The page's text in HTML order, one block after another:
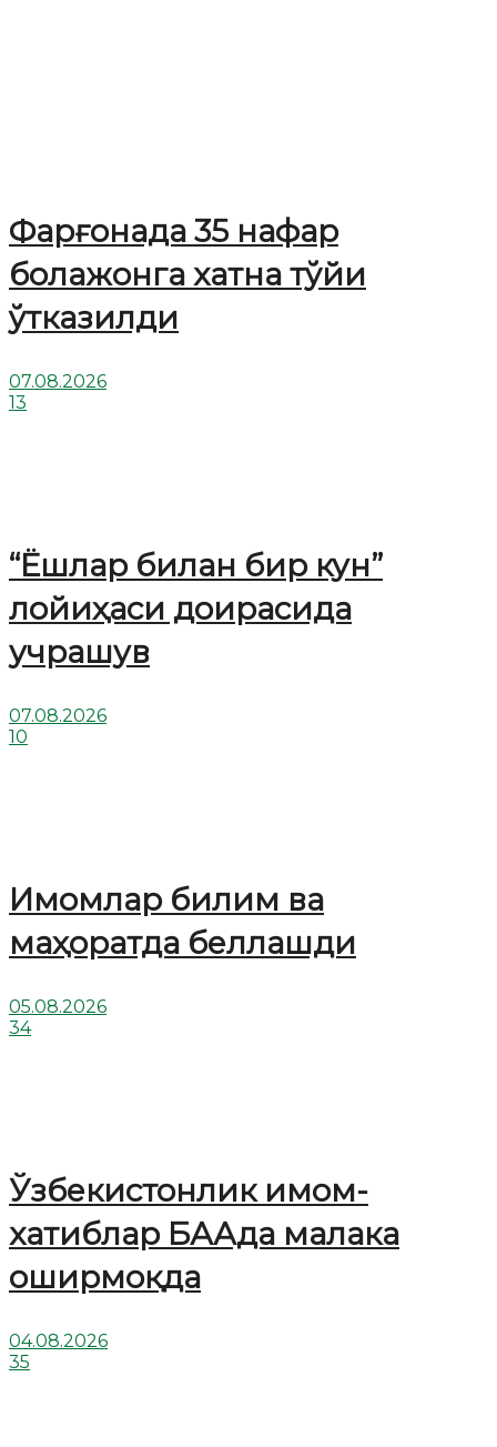
Фарғонада 35 нафар
болажонга хатна тўйи
ўтказилди
07.08.2026
13
“Ёшлар билан бир кун”
лойиҳаси доирасида
учрашув
07.08.2026
10
Имомлар билим ва
маҳоратда беллашди
05.08.2026
34
Ўзбекистонлик имом-
хатиблар БААда малака
оширмоқда
04.08.2026
35